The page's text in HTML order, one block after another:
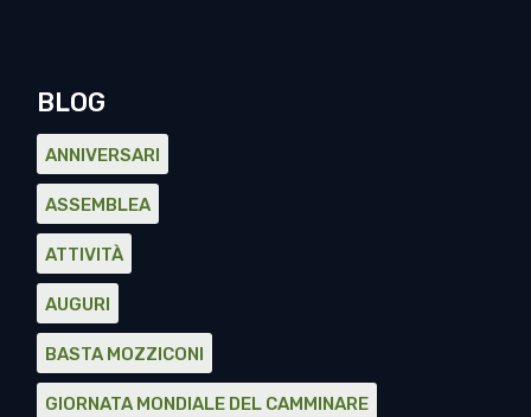
BLOG
ANNIVERSARI
ASSEMBLEA
ATTIVITÀ
AUGURI
BASTA MOZZICONI
GIORNATA MONDIALE DEL CAMMINARE